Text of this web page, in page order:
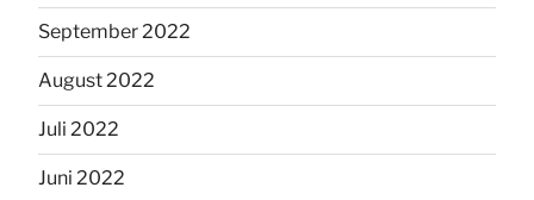
September 2022
August 2022
Juli 2022
Juni 2022